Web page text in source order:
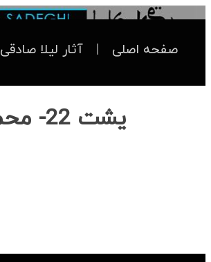
صفحه اصلی آثار لیلا صادقی
یشت 22- محمد آزرم